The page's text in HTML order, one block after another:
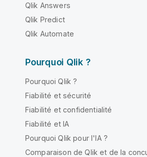
Qlik Answers
Qlik Predict
Qlik Automate
Pourquoi Qlik ?
Pourquoi Qlik ?
Fiabilité et sécurité
Fiabilité et confidentialité
Fiabilité et IA
Pourquoi Qlik pour l'IA ?
Comparaison de Qlik et de la